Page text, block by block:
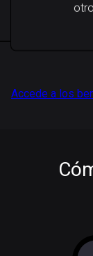
Accede a los